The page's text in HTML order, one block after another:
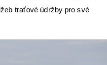
traťové údržby pro své